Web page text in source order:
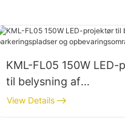
KML-FL05 150W LED-
til belysning af
parkeringspladser og
opbevaringsområder
View Details